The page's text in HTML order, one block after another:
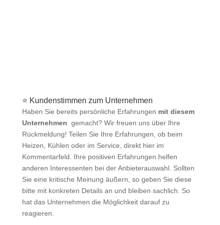
⭐ Kundenstimmen zum Unternehmen
Haben Sie bereits persönliche Erfahrungen mit diesem
Unternehmen gemacht? Wir freuen uns über Ihre
Rückmeldung! Teilen Sie Ihre Erfahrungen, ob beim
Heizen, Kühlen oder im Service, direkt hier im
Kommentarfeld. Ihre positiven Erfahrungen helfen
anderen Interessenten bei der Anbieterauswahl. Sollten
Sie eine kritische Meinung äußern, so geben Sie diese
bitte mit konkreten Details an und bleiben sachlich. So
hat das Unternehmen die Möglichkeit darauf zu
reagieren.